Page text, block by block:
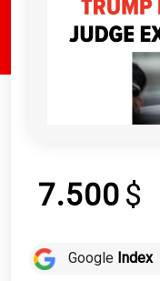
7.500 $
Google Index